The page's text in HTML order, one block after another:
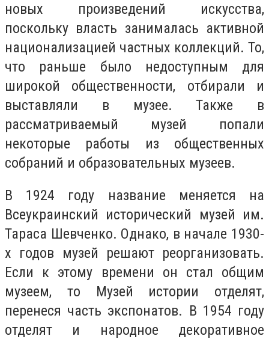
новых произведений искусства,
поскольку власть занималась активной
национализацией частных коллекций. То,
что раньше было недоступным для
широкой общественности, отбирали и
выставляли в музее. Также в
рассматриваемый музей попали
некоторые работы из общественных
собраний и образовательных музеев.
В 1924 году название меняется на
Всеукраинский исторический музей им.
Тараса Шевченко. Однако, в начале 1930-
х годов музей решают реорганизовать.
Если к этому времени он стал общим
музеем, то Музей истории отделят,
перенеся часть экспонатов. В 1954 году
отделят и народное декоративное